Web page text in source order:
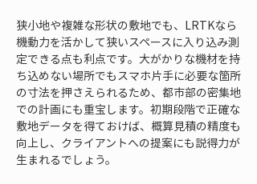
狭小地や複雑な形状の敷地でも、LRTKなら
機動力を活かして狭いスペースに入り込み測
定できる点も利点です。大がかりな機材を持
ち込めない場所でもスマホ片手に必要な箇所
の寸法を押さえられるため、都市部の密集地
での計画にも重宝します。初期段階で正確な
敷地データを得ておけば、概算見積の精度も
向上し、クライアントへの提案にも説得力が
生まれるでしょう。